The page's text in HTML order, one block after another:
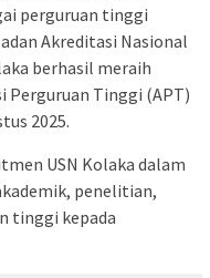
perguruan tinggi
Akreditasi Nasional
berhasil meraih
Perguruan Tinggi (APT)
2025.
USN Kolaka dalam
penelitian,
tinggi kepada